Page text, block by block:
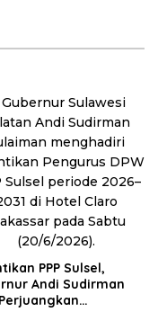
PPP Sulsel,
Andi Sudirman